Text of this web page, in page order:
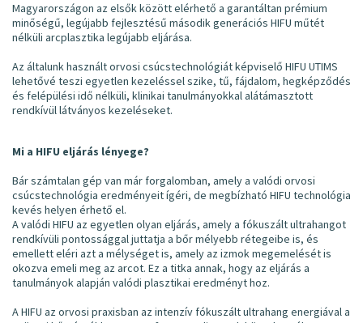
Magyarországon az elsők között elérhető a garantáltan prémium
minőségű, legújabb fejlesztésű második generációs HIFU műtét
nélküli arcplasztika legújabb eljárása.
Az általunk használt orvosi csúcstechnológiát képviselő HIFU UTIMS
lehetővé teszi egyetlen kezeléssel szike, tű, fájdalom, hegképződés
és felépülési idő nélküli, klinikai tanulmányokkal alátámasztott
rendkívül látványos kezeléseket.
Mi a HIFU eljárás lényege?
Bár számtalan gép van már forgalomban, amely a valódi orvosi
csúcstechnológia eredményeit ígéri, de megbízható HIFU technológia
kevés helyen érhető el.
A valódi HIFU az egyetlen olyan eljárás, amely a fókuszált ultrahangot
rendkívüli pontossággal juttatja a bőr mélyebb rétegeibe is, és
emellett eléri azt a mélységet is, amely az izmok megemelését is
okozva emeli meg az arcot. Ez a titka annak, hogy az eljárás a
tanulmányok alapján valódi plasztikai eredményt hoz.
A HIFU az orvosi praxisban az intenzív fókuszált ultrahang energiával a